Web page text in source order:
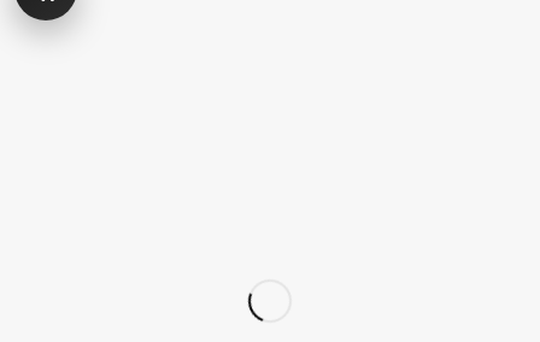
لوازم طراحی ناخن